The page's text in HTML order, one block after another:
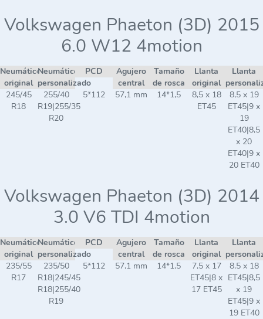
Volkswagen Phaeton (3D) 2015
6.0 W12 4motion
Neumático
original
Neumático
personalizado
PCD
Agujero
central
Tamaño
de rosca
Llanta
original
Llanta
245/45
R18
255/40
R19|255/35
R20
5*112 57,1 mm 14*1,5
8,5 x 18
ET45
8,5 x 19
ET45|9 x
19
ET40|8,5
x 20
ET40|9 x
20 ET40
Volkswagen Phaeton (3D) 2014
3.0 V6 TDI 4motion
Neumático
original
Neumático
personalizado
PCD
Agujero
central
Tamaño
de rosca
Llanta
original
Llanta
235/55
R17
235/50
R18|245/45
R18|255/40
R19
5*112 57,1 mm 14*1,5
7,5 x 17
ET45|8 x
17 ET45
8,5 x 18
ET45|8,5
x 19
ET45|9 x
19 ET40